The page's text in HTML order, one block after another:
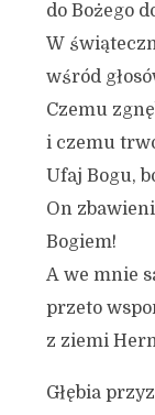
do Bożego
W
wśród
Czemu
i czemu
Ufaj Bogu,
On
Bogiem!
A we mnie
przeto
z ziemi
Głębia